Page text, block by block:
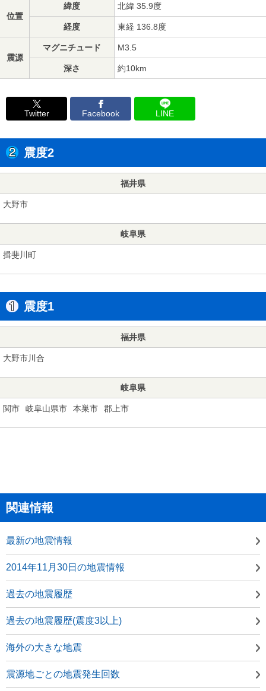
位置
緯度 北緯 35.9度
経度 東経 136.8度
震源
マグニチュード M3.5
深さ 約10km
Twitter Facebook LINE
震度2
福井県
大野市
岐阜県
揖斐川町
震度1
福井県
大野市川合
岐阜県
関市 岐阜山県市 本巣市 郡上市
関連情報
最新の地震情報
2014年11月30日の地震情報
過去の地震履歴
過去の地震履歴(震度3以上)
海外の大きな地震
震源地ごとの地震発生回数